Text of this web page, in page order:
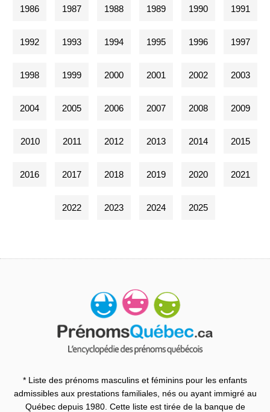
1986 1987 1988 1989 1990 1991
1992 1993 1994 1995 1996 1997
1998 1999 2000 2001 2002 2003
2004 2005 2006 2007 2008 2009
2010 2011 2012 2013 2014 2015
2016 2017 2018 2019 2020 2021
2022 2023 2024 2025
* Liste des prénoms masculins et féminins pour les enfants
admissibles aux prestations familiales, nés ou ayant immigré au
Québec depuis 1980. Cette liste est tirée de la banque de